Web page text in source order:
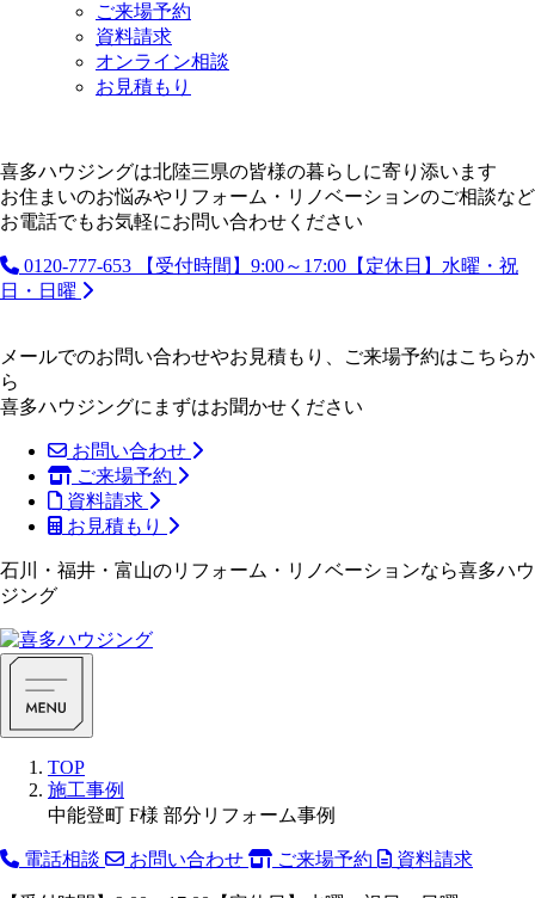
ご来場予約
資料請求
オンライン相談
お見積もり
喜多ハウジングは北陸三県の皆様の暮らしに寄り添います
お住まいのお悩みやリフォーム・リノベーションのご相談など
お電話でもお気軽にお問い合わせください
0120-777-653
【受付時間】9:00～17:00【定休日】水曜・祝
日・日曜
メールでのお問い合わせやお見積もり、ご来場予約はこちらか
ら
喜多ハウジングにまずはお聞かせください
お問い合わせ
ご来場予約
資料請求
お見積もり
石川・福井・富山のリフォーム・リノベーションなら喜多ハウ
ジング
TOP
施工事例
中能登町 F様 部分リフォーム事例
電話相談 お問い合わせ ご来場予約 資料請求